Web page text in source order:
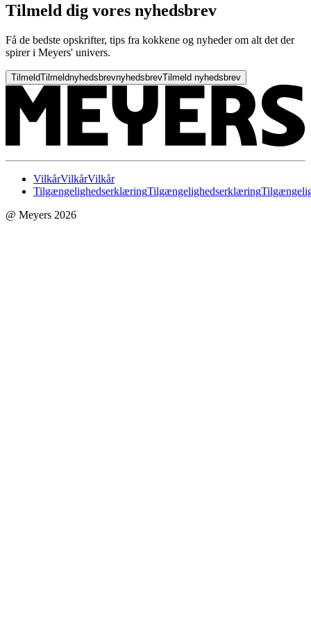
Tilmeld dig vores nyhedsbrev
Få de bedste opskrifter, tips fra kokkene og nyheder om alt det der
spirer i Meyers' univers.
TilmeldTilmeldnyhedsbrevnyhedsbrevTilmeld nyhedsbrev
VilkårVilkårVilkår
TilgængelighedserklæringTilgængelighedserklæring
@ Meyers 2026